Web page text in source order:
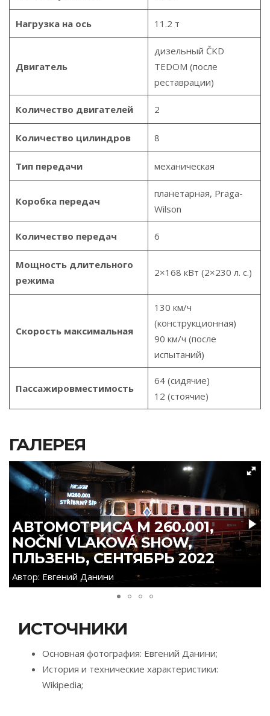
Нагрузка на ось 11.2 т
Двигатель
дизельный ČKD
TEDOM (после
реставрации)
Количество двигателей 2
Количество цилиндров 8
Тип передачи механическая
Коробка передач
планетарная, Praga-
Wilson
Количество передач 6
Мощность длительного
режима
2×168 кВт (2×230 л. с.)
Скорость максимальная
130 км/ч
(конструкционная)
90 км/ч (после
испытаний)
Пассажировместимость
64 (сидячие)
12 (стоячие)
ГАЛЕРЕЯ
АВТОМОТРИСА M 260.001,
NOČNÍ VLAKOVÁ SHOW,
ПЛЬЗЕНЬ, СЕНТЯБРЬ 2022
Автор: Евгений Данини
ИСТОЧНИКИ
Основная фотография: Евгений Данини;
История и технические характеристики:
Wikipedia;